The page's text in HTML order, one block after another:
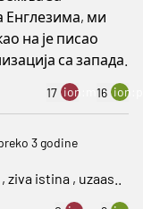
Енглезима, ми
на је писао
са запада.
17 ion:minus
16
3 godine
istina , uzaas..